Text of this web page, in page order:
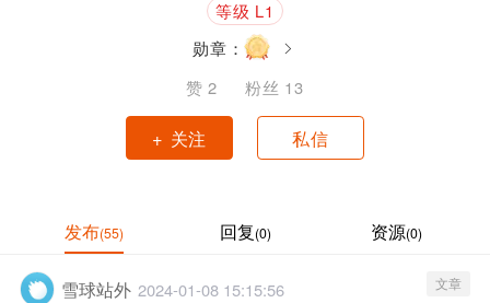
等级 L1
勋章：
赞 2 粉丝 13
+ 关注 私信
发布(55) 回复(0) 资源(0)
雪球站外 2024-01-08 15:15:56 文章